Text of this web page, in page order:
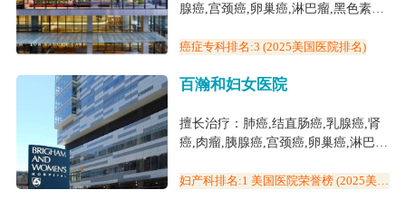
腺癌,宫颈癌,卵巢癌,淋巴瘤,黑色素瘤,
癌,骨髓瘤,前列腺癌,头颈癌,视神经胶
癌症专科排名:3 (2025美国医院排名)
百瀚和妇女医院
擅长治疗：肺癌,结直肠癌,乳腺癌,肾
癌,肉瘤,胰腺癌,宫颈癌,卵巢癌,淋巴
癌,肝癌,骨髓瘤,甲状腺未分化癌,前列
妇产科排名:1 美国医院荣誉榜 (2025美国